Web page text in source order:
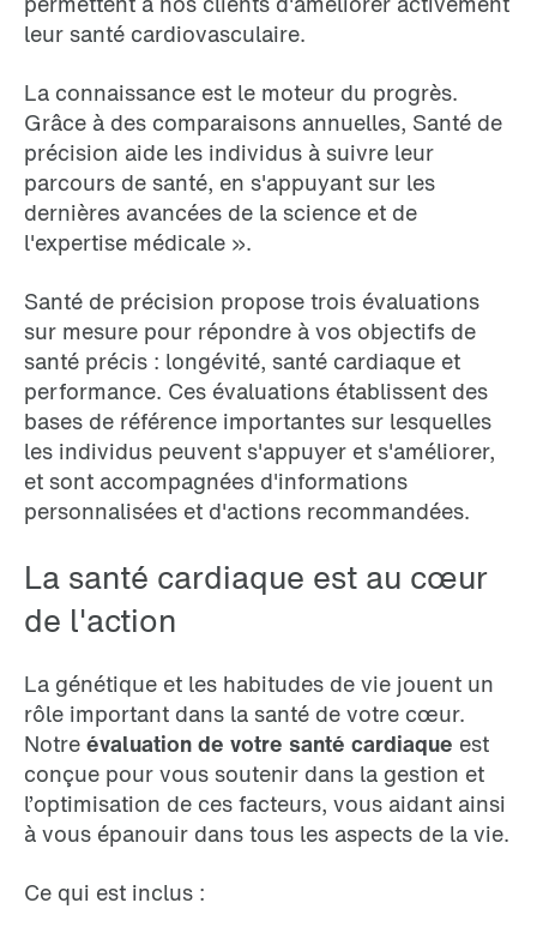
leur santé cardiovasculaire.
La connaissance est le moteur du progrès.
Grâce à des comparaisons annuelles, Santé de
précision aide les individus à suivre leur
parcours de santé, en s'appuyant sur les
dernières avancées de la science et de
l'expertise médicale ».
Santé de précision propose trois évaluations
sur mesure pour répondre à vos objectifs de
santé précis : longévité, santé cardiaque et
performance. Ces évaluations établissent des
bases de référence importantes sur lesquelles
les individus peuvent s'appuyer et s'améliorer,
et sont accompagnées d'informations
personnalisées et d'actions recommandées.
La santé cardiaque est au cœur
de l'action
La génétique et les habitudes de vie jouent un
rôle important dans la santé de votre cœur.
Notreévaluation de votre santé cardiaque est
conçue pour vous soutenir dans la gestion et
l’optimisation de ces facteurs, vous aidant ainsi
à vous épanouir dans tous les aspects de la vie.
Ce qui est inclus :